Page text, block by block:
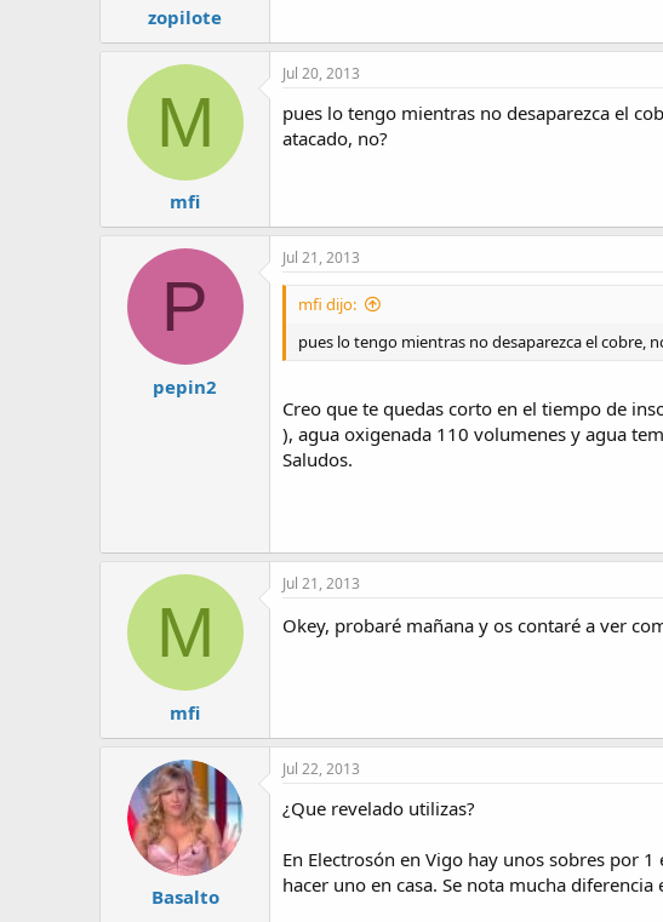
zopilote
M
mfi
Jul 20, 2013
pues lo tengo mientras no desaparezca el
atacado, no?
P
pepin2
Jul 21, 2013
mfi dijo:
pues lo tengo mientras no desaparezca el cobre,
Creo que te quedas corto en el tiempo de
), agua oxigenada 110 volumenes y agua
Saludos.
M
mfi
Jul 21, 2013
Okey, probaré mañana y os contaré a ver
Basalto
Jul 22, 2013
¿Que revelado utilizas?
En Electrosón en Vigo hay unos sobres por
hacer uno en casa. Se nota mucha